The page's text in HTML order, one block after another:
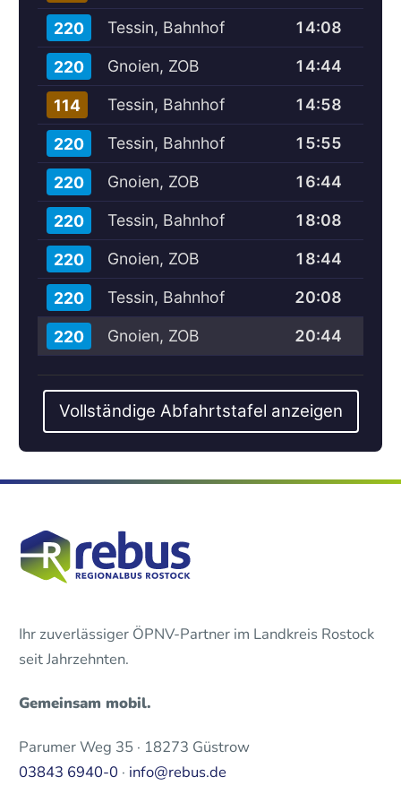
220 Tessin, Bahnhof 14:08
220 Gnoien, ZOB 14:44
114 Tessin, Bahnhof 14:58
220 Tessin, Bahnhof 15:55
220 Gnoien, ZOB 16:44
220 Tessin, Bahnhof 18:08
220 Gnoien, ZOB 18:44
220 Tessin, Bahnhof 20:08
220 Gnoien, ZOB 20:44
Vollständige Abfahrtstafel anzeigen
Ihr zuverlässiger ÖPNV-Partner im Landkreis Rostock
seit Jahrzehnten.
Gemeinsam mobil.
Parumer Weg 35 · 18273 Güstrow
03843 6940-0 · info@rebus.de